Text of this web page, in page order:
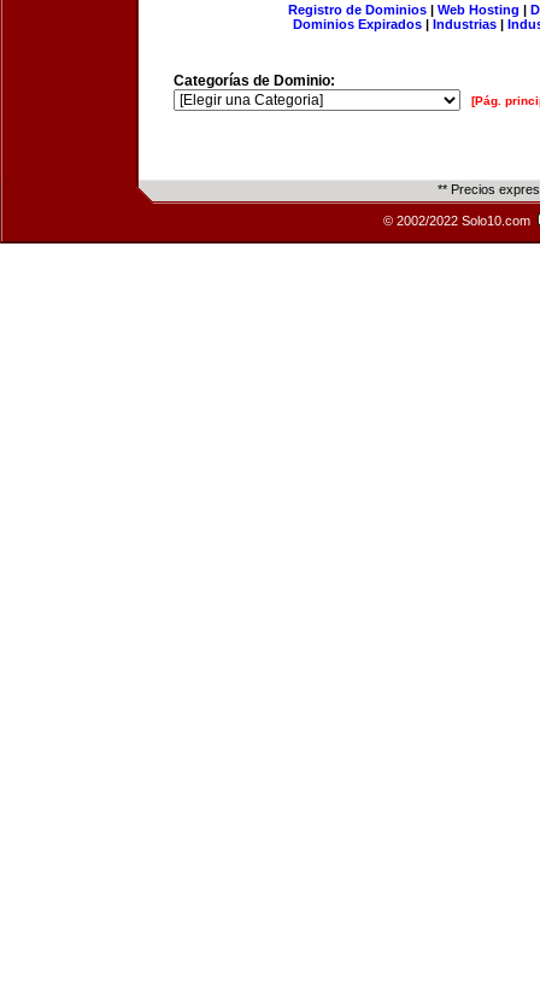
Registro de Dominios| Web Hosting |
Dominios Expirados | Industrias |
Categorías de Dominio:
[Pág.
** Precios
© 2002/2022 Solo10.com